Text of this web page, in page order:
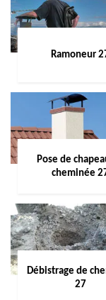
Ramoneur
Pose de
cheminée
Débistrage de
27